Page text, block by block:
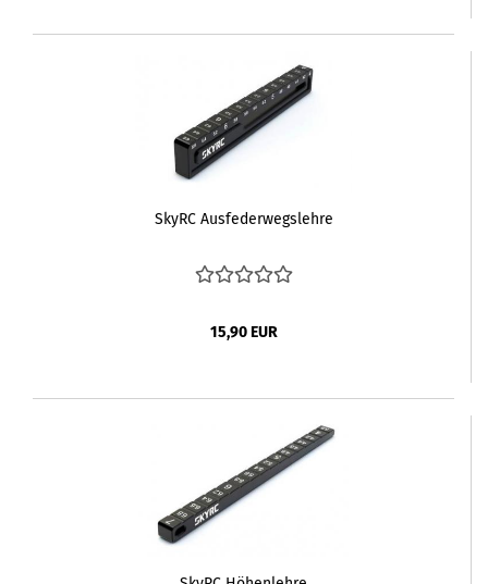
SkyRC Ausfederwegslehre
15,90 EUR